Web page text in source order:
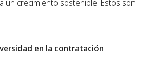
un crecimiento sostenible. Estos son
en la contratación